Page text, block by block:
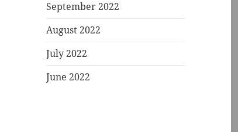
September 2022
August 2022
July 2022
June 2022